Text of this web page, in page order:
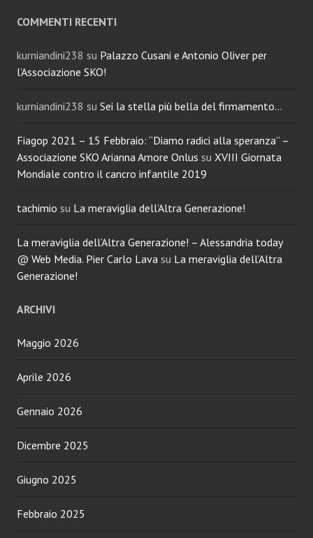
COMMENTI RECENTI
kurniandini238 su Palazzo Cusani e Antonio Oliver per
l’Associazione SKO!
kurniandini238 su Sei la stella più bella del firmamento…
Fiagop 2021 – 15 Febbraio: “Diamo radici alla speranza” –
Associazione SKO Arianna Amore Onlus su XVIII Giornata
Mondiale contro il cancro infantile 2019
tachimio su La meraviglia dell’Altra Generazione!
La meraviglia dell’Altra Generazione! – Alessandria today
@ Web Media. Pier Carlo Lava su La meraviglia dell’Altra
Generazione!
ARCHIVI
Maggio 2026
Aprile 2026
Gennaio 2026
Dicembre 2025
Giugno 2025
Febbraio 2025